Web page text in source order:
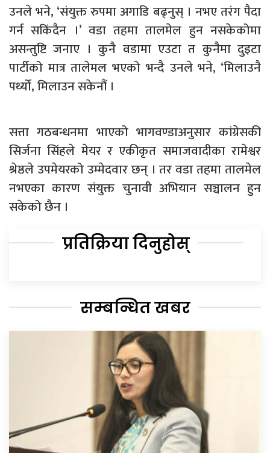
उनले भने, ‘संयुक्त रुपमा अगाडि बढ्नुस् । नभए तरंग पैदा
गर्न सकिंदैन ।’ वडा तहमा तालमेल हुन नसकेकोमा
असन्तुष्टि जनाए । कुनै वडामा एउटा त कुनैमा दुइटा
पार्टीको मात्र तालेमल भएको भन्दै उनले भने, ‘मिलाउनै
पर्थ्यो, मिलाउन सकेनौं ।
सत्ता गठबन्धनमा भाएको भागवण्डाअनुसार कांग्रेसकी
सिर्जना सिंहले मेयर र एकीकृत समाजवादीका रामेश्वर
श्रेष्ठले उपमेयरको उम्मेदवार छन् । तर वडा तहमा तालमेल
नभएका कारण संयुक्त चुनावी अभियान सञ्चालन हुन
सकेको छैन ।
प्रतिक्रिया दिनुहोस्
सम्बन्धित खबर